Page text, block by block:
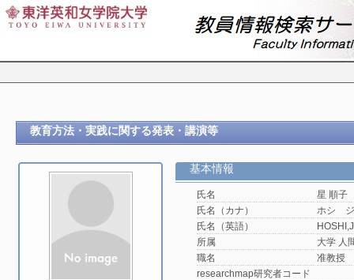
教育方法・実践に関する発表・講演等
基本情報
氏名
星 順子
氏名（カナ）
ホシ ジ
氏名（英語）
所属
大学 人
職名
准教授
researchmap研究者コード